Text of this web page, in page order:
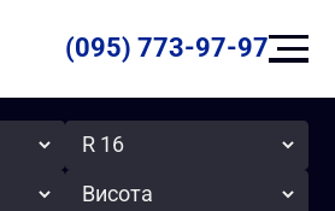
(095) 773-97-97
Радіус
Висота